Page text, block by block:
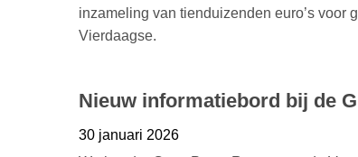
inzameling van tienduizenden euro’s
Vierdaagse.
Nieuw informatiebord bij de
30 januari 2026